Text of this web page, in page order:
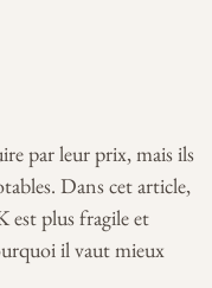
par leur prix, mais ils
Dans cet article,
est plus fragile et
il vaut mieux